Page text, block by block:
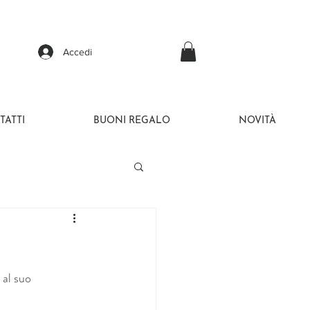
Accedi
BUONI REGALO NOVITÀ
suo